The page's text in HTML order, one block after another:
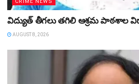
CRIME NEWS
విద్యుత్‌ తీగలు తగిలి ఆశ్రమ పాఠశాల
AUGUST 8, 2026